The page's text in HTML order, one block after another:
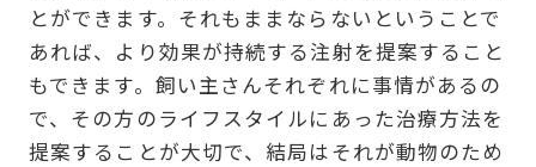
とができます。それもままならないということで
あれば、より効果が持続する注射を提案すること
もできます。飼い主さんそれぞれに事情があるの
で、その方のライフスタイルにあった治療方法を
提案することが大切で、結局はそれが動物のため